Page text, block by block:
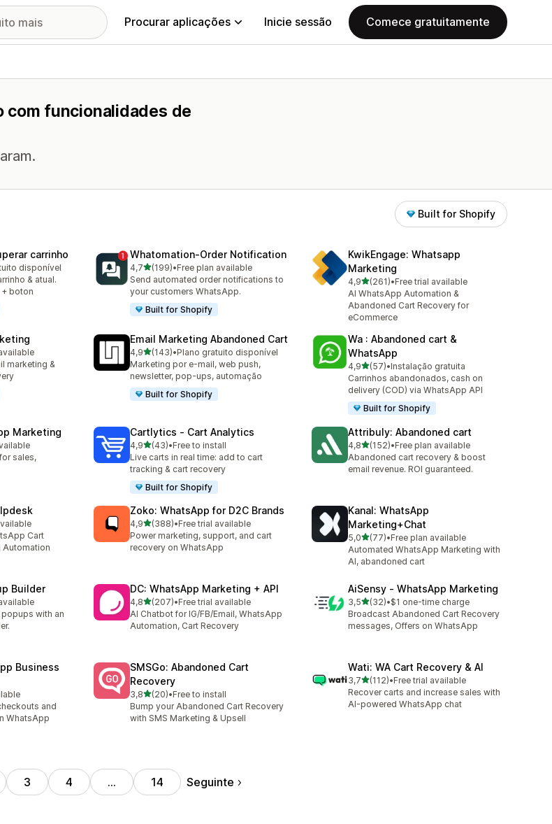
Procurar aplicações Inicie sessão Comece gratuitamente
com funcionalidades de
Built for Shopify
carrinho
disponível
& atual.
boton
Whatomation‑Order Notification
4,7de 5 estrelas
(199)
199 total de avaliações
•Free plan available
Send automated order notifications to
your customers WhatsApp.
Built for Shopify
KwikEngage: Whatsapp
Marketing
4,9de 5 estrelas
(261)
261 total de avaliações
•Free trial available
AI WhatsApp Automation &
Abandoned Cart Recovery for
eCommerce
marketing &
Email Marketing Abandoned Cart
4,9de 5 estrelas
(143)
143 total de avaliações
•Plano gratuito disponível
Marketing por e-mail, web push,
newsletter, pop-ups, automação
Built for Shopify
Wa : Abandoned cart &
WhatsApp
4,9de 5 estrelas
(57)
57 total de avaliações
•Instalação gratuita
Carrinhos abandonados, cash on
delivery (COD) via WhatsApp API
Built for Shopify
Marketing
sales,
Cartlytics ‑ Cart Analytics
4,9de 5 estrelas
(43)
43 total de avaliações
•Free to install
Live carts in real time: add to cart
tracking & cart recovery
Built for Shopify
Attribuly: Abandoned cart
4,8de 5 estrelas
(152)
152 total de avaliações
•Free plan available
Abandoned cart recovery & boost
email revenue. ROI guaranteed.
Cart
Automation
Zoko: WhatsApp for D2C Brands
4,9de 5 estrelas
(388)
388 total de avaliações
•Free trial available
Power marketing, support, and cart
recovery on WhatsApp
Kanal: WhatsApp
Marketing+Chat
5,0de 5 estrelas
(77)
77 total de avaliações
•Free plan available
Automated WhatsApp Marketing with
AI, abandoned cart
Builder
with an
DC: WhatsApp Marketing + API
4,8de 5 estrelas
(207)
207 total de avaliações
•Free trial available
AI Chatbot for IG/FB/Email, WhatsApp
Automation, Cart Recovery
AiSensy ‑ WhatsApp Marketing
3,5de 5 estrelas
(32)
32 total de avaliações
•$1 one-time charge
Broadcast Abandoned Cart Recovery
messages, Offers on WhatsApp
Business
and
WhatsApp
SMSGo: Abandoned Cart
Recovery
3,8de 5 estrelas
(20)
20 total de avaliações
•Free to install
Bump your Abandoned Cart Recovery
with SMS Marketing & Upsell
Wati: WA Cart Recovery & AI
3,7de 5 estrelas
(112)
112 total de avaliações
•Free trial available
Recover carts and increase sales with
AI-powered WhatsApp chat
3 4 … 14 Seguinte